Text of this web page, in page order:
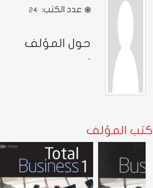
عدد الكتب: 24
حول المؤلف
-
كتب المؤلف